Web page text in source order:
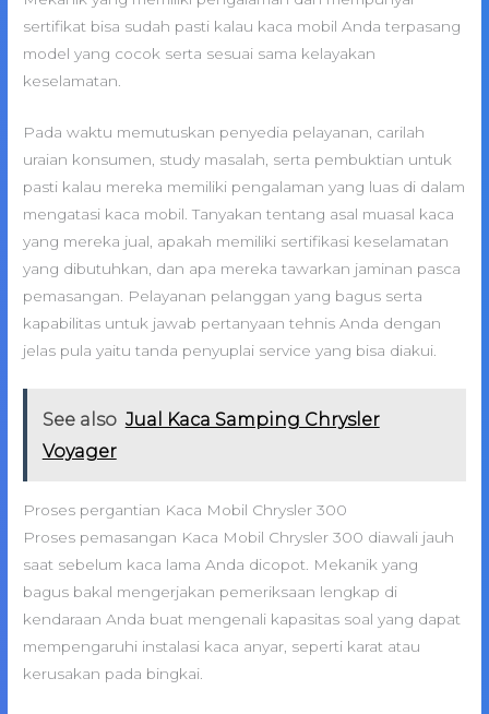
sertifikat bisa sudah pasti kalau kaca mobil Anda terpasang
model yang cocok serta sesuai sama kelayakan
keselamatan.
Pada waktu memutuskan penyedia pelayanan, carilah
uraian konsumen, study masalah, serta pembuktian untuk
pasti kalau mereka memiliki pengalaman yang luas di dalam
mengatasi kaca mobil. Tanyakan tentang asal muasal kaca
yang mereka jual, apakah memiliki sertifikasi keselamatan
yang dibutuhkan, dan apa mereka tawarkan jaminan pasca
pemasangan. Pelayanan pelanggan yang bagus serta
kapabilitas untuk jawab pertanyaan tehnis Anda dengan
jelas pula yaitu tanda penyuplai service yang bisa diakui.
See also Jual Kaca Samping Chrysler
Voyager
Proses pergantian Kaca Mobil Chrysler 300
Proses pemasangan Kaca Mobil Chrysler 300 diawali jauh
saat sebelum kaca lama Anda dicopot. Mekanik yang
bagus bakal mengerjakan pemeriksaan lengkap di
kendaraan Anda buat mengenali kapasitas soal yang dapat
mempengaruhi instalasi kaca anyar, seperti karat atau
kerusakan pada bingkai.